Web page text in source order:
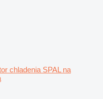
chladenia SPAL na